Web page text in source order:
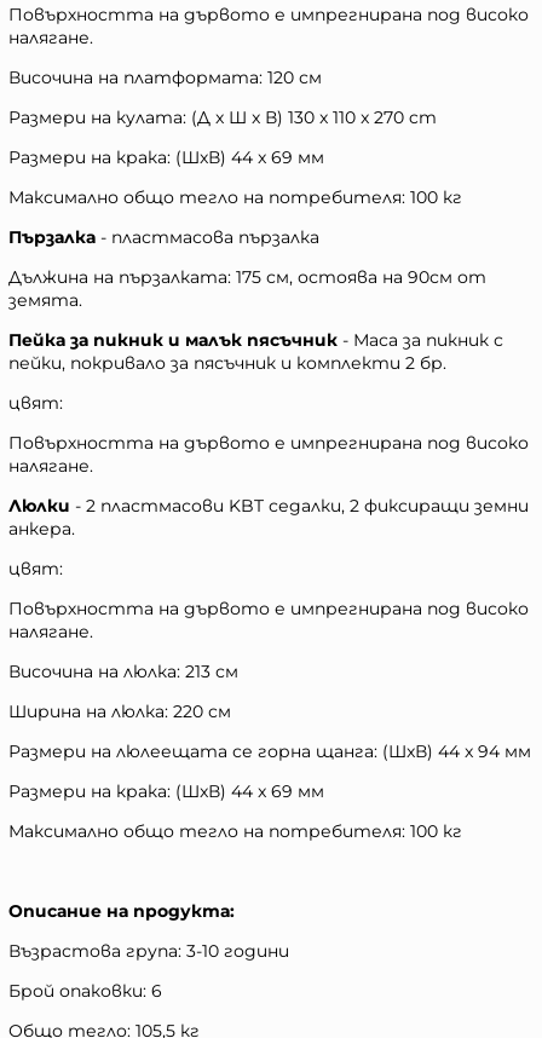
Повърхността на дървото е импрегнирана под високо
налягане.
Височина на платформата: 120 см
Размери на кулата: (Д x Ш x В) 130 x 110 x 270 cm
Размери на крака: (ШxВ) 44 x 69 мм
Максимално общо тегло на потребителя: 100 кг
Пързалка - пластмасова пързалка
Дължина на пързалката: 175 см, остоява на 90см от
земята.
Пейка за пикник и малък пясъчник - Маса за пикник с
пейки, покривало за пясъчник и комплекти 2 бр.
цвят:
Повърхността на дървото е импрегнирана под високо
налягане.
Люлки - 2 пластмасови KBT седалки, 2 фиксиращи земни
анкера.
цвят:
Повърхността на дървото е импрегнирана под високо
налягане.
Височина на люлка: 213 см
Ширина на люлка: 220 см
Размери на люлеещата се горна щанга: (ШxВ) 44 x 94 мм
Размери на крака: (ШxВ) 44 x 69 мм
Максимално общо тегло на потребителя: 100 кг
Описание на продукта:
Възрастова група: 3-10 години
Брой опаковки: 6
Общо тегло: 105,5 кг